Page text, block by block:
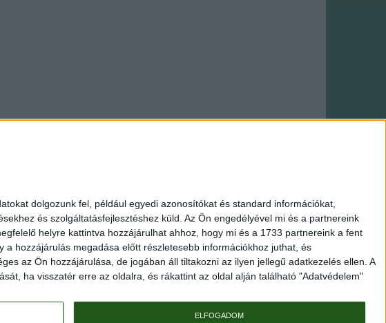
dolgozunk fel, például egyedi azonosítókat és standard információkat,
és szolgáltatásfejlesztéshez küld. Az Ön engedélyével mi és a partnereink
helyre kattintva hozzájárulhat ahhoz, hogy mi és a 1733 partnereink a fent
hozzájárulás megadása előtt részletesebb információkhoz juthat, és
az Ön hozzájárulása, de jogában áll tiltakozni az ilyen jellegű adatkezelés ellen. A
ha visszatér erre az oldalra, és rákattint az oldal alján található "Adatvédelem"
ELFOGADOM
Partnerünk Webáruház: saját fejlesztés
fonal|Amigurumi|Makramé fonal|HiMALAYA fonal
fonal Stenli merino tweed gyapjú selyem fonal
Wollbiene flair cotton
Schachenmayr Regia Premium Silk gyapjú-selyem fonal
Himalaya Everyday New
YarnArt Macrame Cotton táskafonal
Makramé táskafül